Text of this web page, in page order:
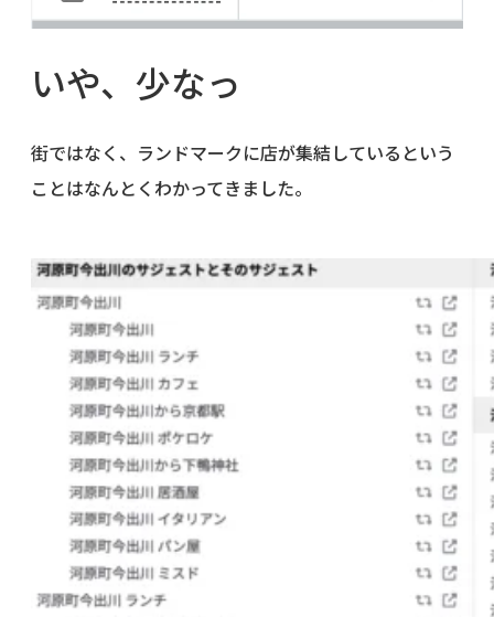
いや、少なっ
街ではなく、ランドマークに店が集結しているという
ことはなんとくわかってきました。